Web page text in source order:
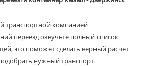
транспортной компанией
переезд озвучьте полный список
это поможет сделать верный расчёт
нужный транспорт.